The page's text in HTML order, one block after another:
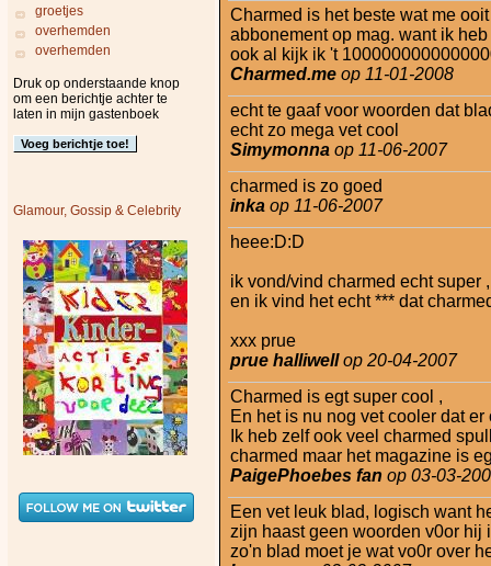
groetjes
overhemden
overhemden
Druk op onderstaande knop
om een berichtje achter te
laten in mijn gastenboek
Glamour, Gossip & Celebrity
Charmed is het beste wat me
abbonement op mag. want ik
ook al kijk ik 't
Charmed.me op 11-01-2008
echt te gaaf voor woorden dat
echt zo mega vet cool
Simymonna op 11-06-2007
charmed is zo goed
inka op 11-06-2007
heee:D:D
ik vond/vind charmed echt super
en ik vind het echt *** dat
xxx prue
prue halliwellop 20-04-2007
Charmed is egt super cool ,
En het is nu nog vet cooler dat
Ik heb zelf ook veel charmed
charmed maar het magazine is
PaigePhoebes fan op 03-03-
Een vet leuk blad, logisch want
zijn haast geen woorden v0or hij
zo'n blad moet je wat vo0r over